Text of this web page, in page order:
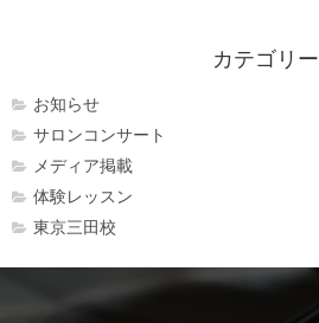
カテゴリー
お知らせ
サロンコンサート
メディア掲載
体験レッスン
東京三田校